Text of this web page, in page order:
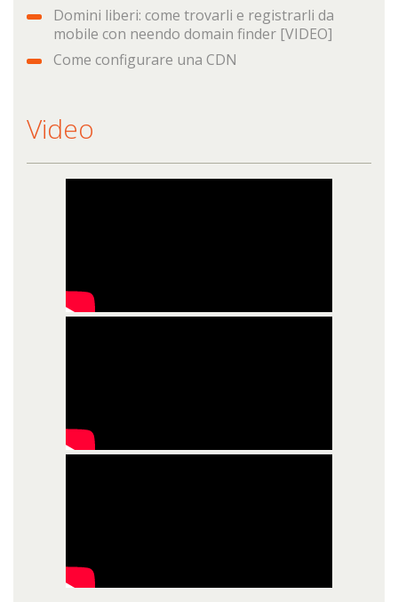
Domini liberi: come trovarli e registrarli da
mobile con neendo domain finder [VIDEO]
Come configurare una CDN
Video